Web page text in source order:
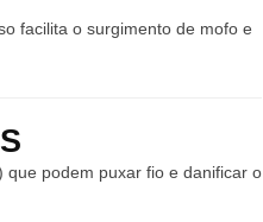
facilita o surgimento de mofo e
podem puxar fio e danificar o